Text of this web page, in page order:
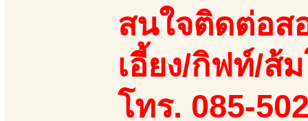
สนใจติดต่อส
เอี้ยง/กิฟท์/ส้
โทร. 085-